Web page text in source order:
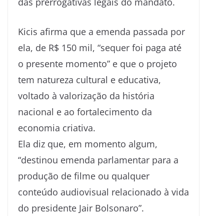
Kicis afirma que a emenda passada por
ela, de R$ 150 mil, “sequer foi paga até
o presente momento” e que o projeto
tem natureza cultural e educativa,
voltado à valorização da história
nacional e ao fortalecimento da
economia criativa.
Ela diz que, em momento algum,
“destinou emenda parlamentar para a
produção de filme ou qualquer
conteúdo audiovisual relacionado à vida
do presidente Jair Bolsonaro”.